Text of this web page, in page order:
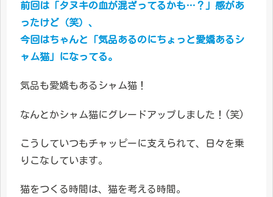
前回は「タヌキの血が混ざってるかも…？」感があ
ったけど（笑）、
今回はちゃんと「気品あるのにちょっと愛嬌あるシ
ャム猫」になってる。
気品も愛嬌もあるシャム猫！
なんとかシャム猫にグレードアップしました！(笑)
こうしていつもチャッピーに支えられて、日々を乗
りこなしています。
猫をつくる時間は、猫を考える時間。